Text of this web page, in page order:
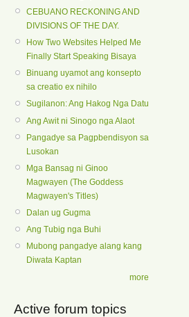
CEBUANO RECKONING AND
DIVISIONS OF THE DAY.
How Two Websites Helped Me
Finally Start Speaking Bisaya
Binuang uyamot ang konsepto
sa creatio ex nihilo
Sugilanon: Ang Hakog Nga Datu
Ang Awit ni Sinogo nga Alaot
Pangadye sa Pagpbendisyon sa
Lusokan
Mga Bansag ni Ginoo
Magwayen (The Goddess
Magwayen's Titles)
Dalan ug Gugma
Ang Tubig nga Buhi
Mubong pangadye alang kang
Diwata Kaptan
more
Active forum topics